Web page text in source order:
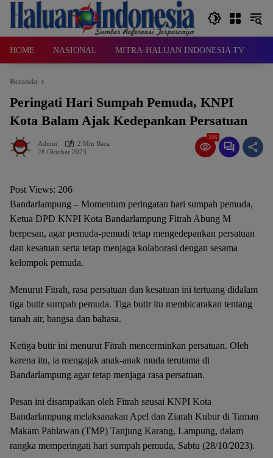
Langsung
HOME NASIONAL MITRA-HALUAN INDONESIA TV
Beranda
Peringati Hari Sumpah Pemuda, KNPI
Kota Balam Ajak Kedepankan Persatuan
Admin
2 Min Baca
28 Oktober 2023
206
Post Views: 206
Bandarlampung – Momentum peringatan hari sumpah pemuda,
Ketua DPD KNPI Kota Bandarlampung Fitrah Abung M
berpesan, agar pemuda-pemudi tetap mengedepankan persatuan
dan kesatuan serta tetap menjaga kolaborasi dengan sesama
kelompok pemuda.
Menurut Fitrah, rasa persatuan dan kesatuan ini tertuang didalam
tiga butir sumpah pemuda. Tiga butir itu membicarakan tentang
tanah air, bangsa dan bahasa.
Ketiga butir ini menurut Fitrah mencerminkan persatuan. Oleh
karena itu, ia mengajak anak-anak muda terutama di
Bandarlampung agar tetap menjaga rasa persatuan.
Pesan ini disampaikan oleh Fitrah seusai KNPI Kota
Bandarlampung melaksanakan Apel dan Ziarah Kubur di Taman
Makam Pahlawan (TMP) Tanjung Karang, Lampung, dalam
rangka memperingati hari sumpah pemuda, Sabtu (28/10/2023).